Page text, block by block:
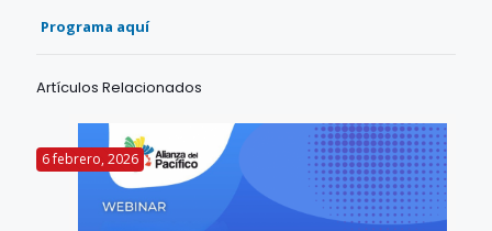
Programa aquí
Artículos Relacionados
6 febrero, 2026